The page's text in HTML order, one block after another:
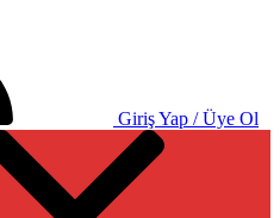
Giriş Yap / Üye Ol